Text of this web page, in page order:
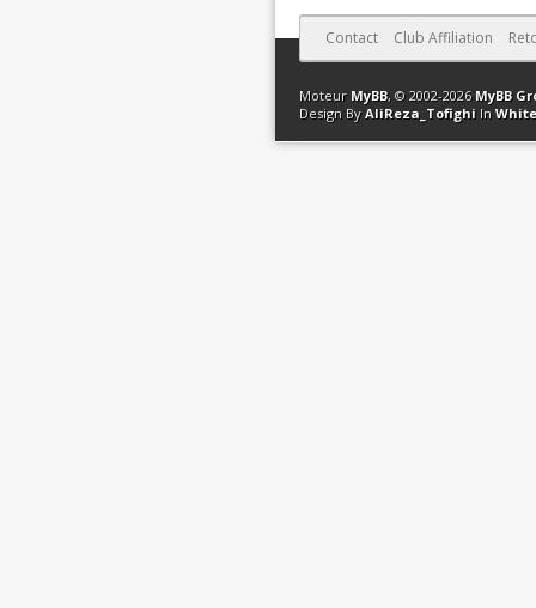
Contact Club Affiliation
Moteur MyBB, © 2002-2026 MyBB
Design By AliReza_Tofighi In